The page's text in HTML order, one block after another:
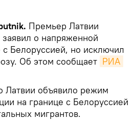
Премьер Латвии
о напряженной
с Белоруссией, но исключил
Об этом сообщает РИА
Латвии объявило режим
на границе с Белоруссией
мигрантов.